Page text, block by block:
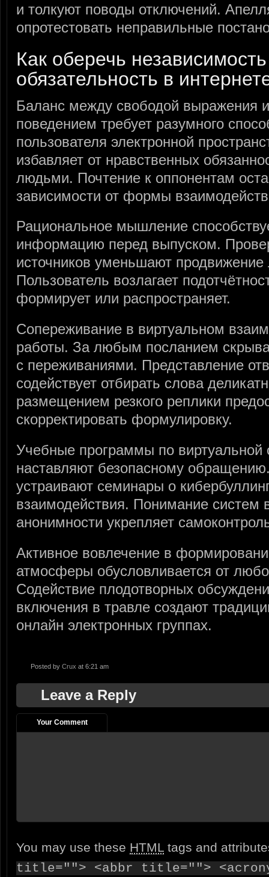
и толкуют поводы отключений.
опротестовать неправильные
Как оберечь
обязательность в
Баланс между свободой выражения
поведением требует разумного
пользователя электронной
избавляет от нравственных
людьми. Почтение к оппонентам
зависимости от формы
Рациональное мышление
информацию перед выпуском.
источников уменьшают
Пользователь возлагает
формирует или распространяет.
Сопереживание в виртуальном
работы. За любым посланием
с переживаниями. Представление
содействует отбирать слова
размещением резкого реплики
скорректировать формулировку.
Учебные программы по виртуальной
наставляют безопасному
устраивают семинары о
взаимодействия. Понимание систем
анонимности укрепляет
Активное вовлечение в
атмосферы обусловливается от
Содействие плодотворных
включения в травле создают
онлайн электронных группах.
Posted by Crux at 6:21 am
Leave a Reply
Your Comment
You may use these HTML tags and
title=""> <abbr title="">